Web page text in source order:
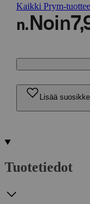
Kaikki Prym-
n. Noin
Lisää
Tuotetiedot